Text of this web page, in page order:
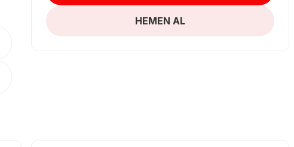
HEMEN AL